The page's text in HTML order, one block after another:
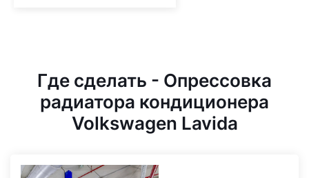
Где сделать - Опрессовка
радиатора кондиционера
Volkswagen Lavida